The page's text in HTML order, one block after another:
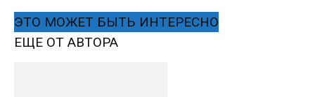
ЭТО МОЖЕТ БЫТЬ ИНТЕРЕСНО
ЕЩЕ ОТ АВТОРА